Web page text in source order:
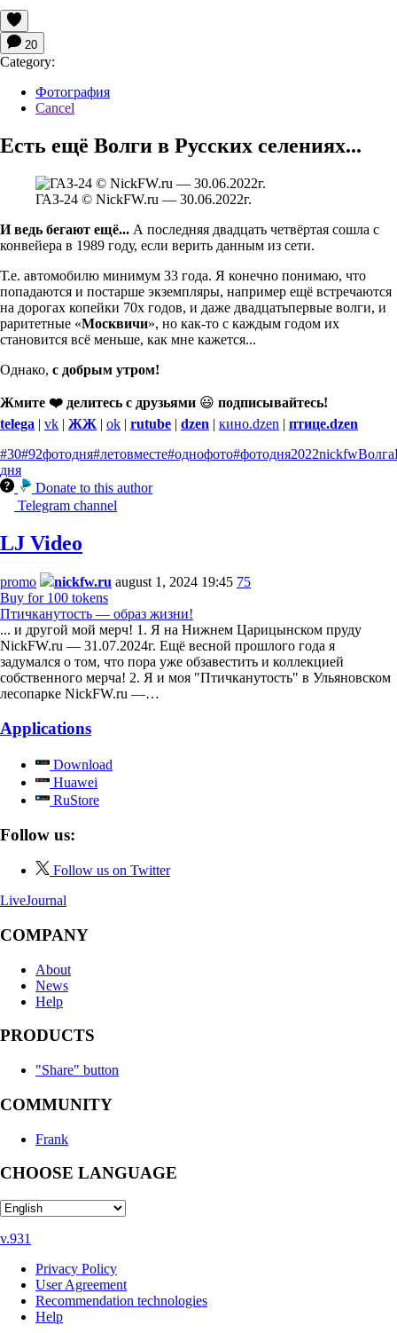
20
Category:
Фотография
Cancel
Есть ещё Волги в Русских селениях...
ГАЗ-24 © NickFW.ru — 30.06.2022г.
И ведь бегают ещё... А последняя двадцать четвёртая сошла с
конвейера в 1989 году, если верить данным из сети.
Т.е. автомобилю минимум 33 года. Я конечно понимаю, что
попадаются и постарше экземпляры, например ещё встречаются
на дорогах копейки 70х годов, и даже двадцатьпервые волги, и
раритетные «Москвичи», но как-то с каждым годом их
становится всё меньше, как мне кажется...
Однако, с добрым утром!
Жмите ❤️ делитесь с друзьями 😃 подписывайтесь!
telega | vk | ЖЖ | ok | rutube | dzen | кино.dzen | птице.dzen
#30#92фотодня#летовместе#однофото#фотодня2022nickfwВолга
дня
Donate to this author
Telegram channel
LJ Video
promo nickfw.ru august 1, 2024 19:45 75
Buy for 100 tokens
Птичканутость — образ жизни!
... и другой мой мерч! 1. Я на Нижнем Царицынском пруду
NickFW.ru — 31.07.2024г. Ещё весной прошлого года я
задумался о том, что пора уже обзавестить и коллекцией
собственного мерча! 2. Я и моя "Птичканутость" в Ульяновском
лесопарке NickFW.ru —…
Applications
Download
Huawei
RuStore
Follow us:
Follow us on Twitter
LiveJournal
COMPANY
About
News
Help
PRODUCTS
"Share" button
COMMUNITY
Frank
CHOOSE LANGUAGE
v.931
Privacy Policy
User Agreement
Recommendation technologies
Help